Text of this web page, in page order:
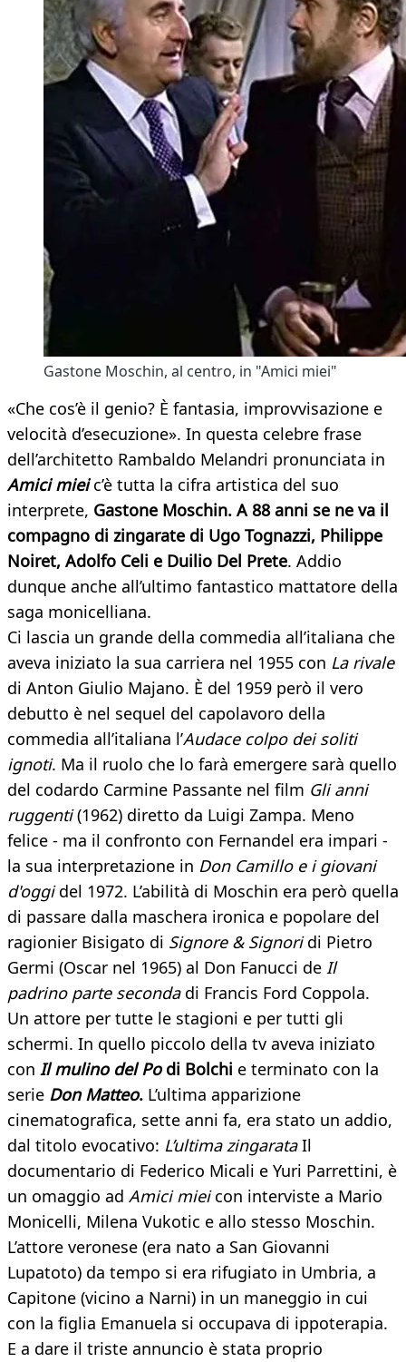
Gastone Moschin, al centro, in "Amici miei"
«Che cos’è il genio? È fantasia, improvvisazione e
velocità d’esecuzione». In questa celebre frase
dell’architetto Rambaldo Melandri pronunciata in
Amici miei c’è tutta la cifra artistica del suo
interprete, Gastone Moschin. A 88 anni se ne va il
compagno di zingarate di Ugo Tognazzi, Philippe
Noiret, Adolfo Celi e Duilio Del Prete. Addio
dunque anche all’ultimo fantastico mattatore della
saga monicelliana.
Ci lascia un grande della commedia all’italiana che
aveva iniziato la sua carriera nel 1955 con La rivale
di Anton Giulio Majano. È del 1959 però il vero
debutto è nel sequel del capolavoro della
commedia all’italiana l’Audace colpo dei soliti
ignoti. Ma il ruolo che lo farà emergere sarà quello
del codardo Carmine Passante nel film Gli anni
ruggenti(1962) diretto da Luigi Zampa. Meno
felice - ma il confronto con Fernandel era impari -
la sua interpretazione in Don Camillo e i giovani
d'oggidel 1972. L’abilità di Moschin era però quella
di passare dalla maschera ironica e popolare del
ragionier Bisigato di Signore & Signoridi Pietro
Germi (Oscar nel 1965) al Don Fanucci de Il
padrino parte secondadi Francis Ford Coppola.
Un attore per tutte le stagioni e per tutti gli
schermi. In quello piccolo della tv aveva iniziato
con Il mulino del Podi Bolchi e terminato con la
serie Don Matteo. L’ultima apparizione
cinematografica, sette anni fa, era stato un addio,
dal titolo evocativo: L’ultima zingarataIl
documentario di Federico Micali e Yuri Parrettini, è
un omaggio ad Amici mieicon interviste a Mario
Monicelli, Milena Vukotic e allo stesso Moschin.
L’attore veronese (era nato a San Giovanni
Lupatoto) da tempo si era rifugiato in Umbria, a
Capitone (vicino a Narni) in un maneggio in cui
con la figlia Emanuela si occupava di ippoterapia.
E a dare il triste annuncio è stata proprio